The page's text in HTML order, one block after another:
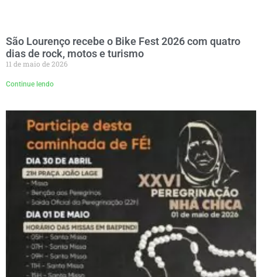
São Lourenço recebe o Bike Fest 2026 com quatro
dias de rock, motos e turismo
11 de maio de 2026
Continue lendo